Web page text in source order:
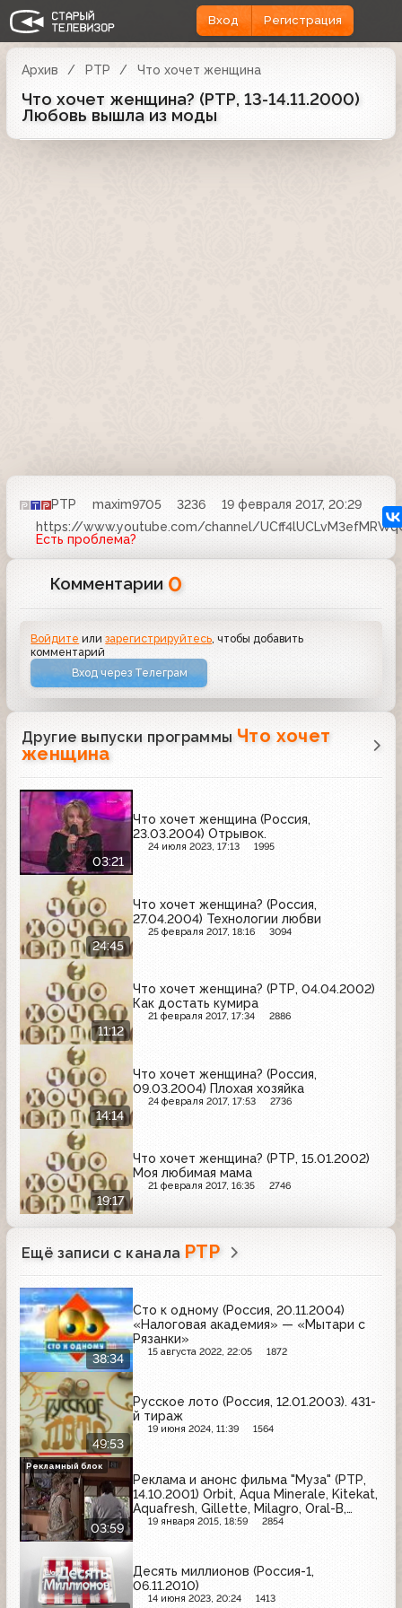
Вход Регистрация
Архив РТР Что хочет женщина
Что хочет женщина? (РТР, 13-14.11.2000)
Любовь вышла из моды
РТР maxim9705 3236
19 февраля 2017, 20:29
https://www.youtube.com/channel/
Есть проблема?
Комментарии 0
Войдите илизарегистрируйтесь , чтобы добавить
комментарий
Вход через Телеграм
Другие выпуски программы Что хочет
женщина
03:21
Что хочет женщина (Россия,
23.03.2004) Отрывок.
24 июля 2023, 17:13 1995
24:45
Что хочет женщина? (Россия,
27.04.2004) Технологии любви
25 февраля 2017, 18:16 3094
11:12
Что хочет женщина? (РТР, 04.04.2002)
Как достать кумира
21 февраля 2017, 17:34 2886
14:14
Что хочет женщина? (Россия,
09.03.2004) Плохая хозяйка
24 февраля 2017, 17:53 2736
19:17
Что хочет женщина? (РТР, 15.01.2002)
Моя любимая мама
21 февраля 2017, 16:35 2746
Ещё записи с канала РТР
38:34
Сто к одному (Россия, 20.11.2004)
«Налоговая академия» — «Мытари с
Рязанки»
15 августа 2022, 22:05 1872
49:53
Русское лото (Россия, 12.01.2003). 431-
й тираж
19 июня 2024, 11:39 1564
03:59
Реклама и анонс фильма "Муза" (РТР,
14.10.2001) Orbit, Aqua Minerale, Kitekat,
Aquafresh, Gillette, Milagro, Oral-B,
Pepsi
19 января 2015, 18:59 2854
Рекламный блок
Десять миллионов (Россия-1,
06.11.2010)
14 июня 2023, 20:24 1413